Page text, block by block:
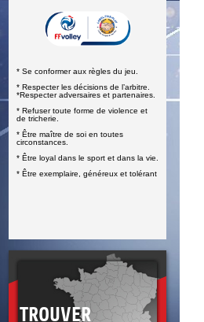
* Se conformer aux règles du jeu.
* Respecter les décisions de l’arbitre.
*Respecter adversaires et partenaires.
* Refuser toute forme de violence et
de tricherie.
* Être maître de soi en toutes
circonstances.
* Être loyal dans le sport et dans la vie.
* Être exemplaire, généreux et tolérant
TROUVER